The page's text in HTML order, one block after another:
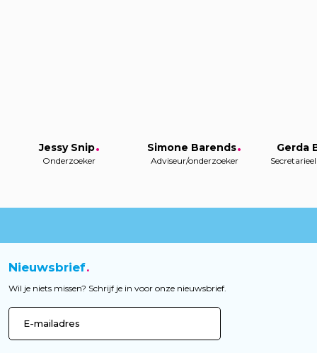
Jessy Snip
Onderzoeker
Simone Barends
Adviseur/onderzoeker
Gerda
Nieuwsbrief
Wil je niets missen? Schrijf je in voor onze nieuwsbrief.